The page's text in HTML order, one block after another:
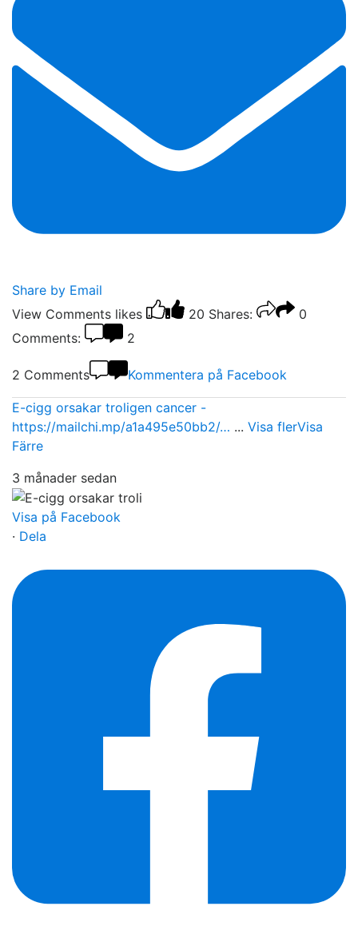
Share by Email
View Comments likes 20 Shares:
0
Comments:
2
2 Comments Kommentera på Facebook
E-cigg orsakar troligen cancer -
https://mailchi.mp/a1a495e50bb2/… ... Visa flerVisa
Färre
3 månader sedan
Visa på Facebook
· Dela